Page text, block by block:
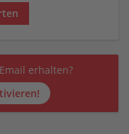
erhalten?